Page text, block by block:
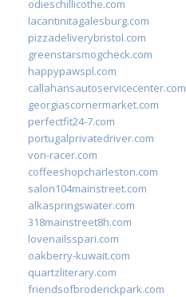
odieschillicothe.com
lacantinitagalesburg.com
pizzadeliverybristol.com
greenstarsmogcheck.com
happypawspl.com
callahansautoservicecenter.com
georgiascornermarket.com
perfectfit24-7.com
portugalprivatedriver.com
von-racer.com
coffeeshopcharleston.com
salon104mainstreet.com
alkaspringswater.com
318mainstreet8h.com
lovenailsspari.com
oakberry-kuwait.com
quartzliterary.com
friendsofbroderickpark.com